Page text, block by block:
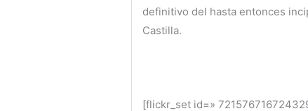
definitivo del hasta entonces
Castilla.
[flickr_set id=»